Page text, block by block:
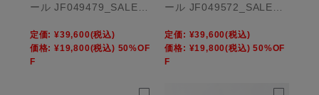
ール JF049479_SALE
定価: ¥39,600(税込)
価格: ¥19,800(税込) 50%OF
F
ール JF049572_SALE
定価: ¥39,600(税込)
価格: ¥19,800(税込) 50%OF
F